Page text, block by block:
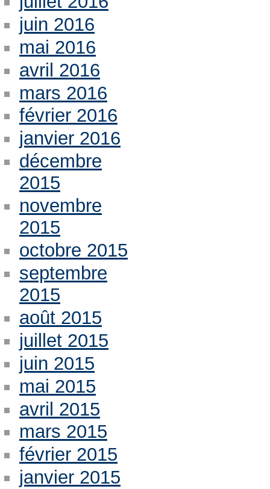
juin 2016
mai 2016
avril 2016
mars 2016
février 2016
janvier 2016
décembre
2015
novembre
2015
octobre 2015
septembre
2015
août 2015
juillet 2015
juin 2015
mai 2015
avril 2015
mars 2015
février 2015
janvier 2015